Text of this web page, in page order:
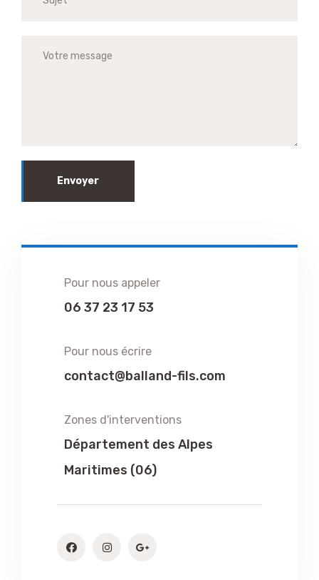
Envoyer
Pour nous appeler
06 37 23 17 53
Pour nous écrire
contact@balland-fils.com
Zones d'interventions
Département des Alpes
Maritimes (06)